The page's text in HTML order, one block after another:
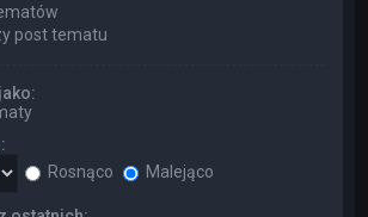
post tematu
Rosnąco
Malejąco